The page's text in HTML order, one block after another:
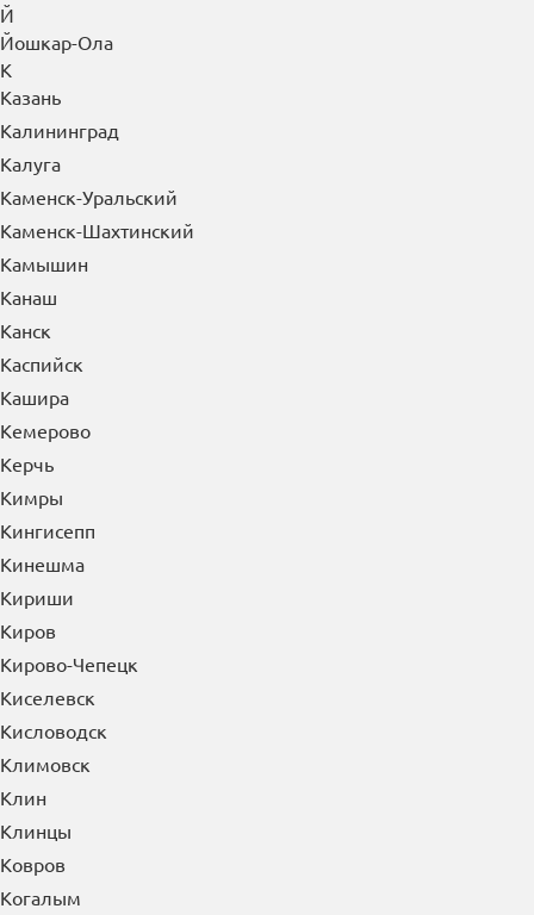
Й
Йошкар-Ола
К
Казань
Калининград
Калуга
Каменск-Уральский
Каменск-Шахтинский
Камышин
Канаш
Канск
Каспийск
Кашира
Кемерово
Керчь
Кимры
Кингисепп
Кинешма
Кириши
Киров
Кирово-Чепецк
Киселевск
Кисловодск
Климовск
Клин
Клинцы
Ковров
Когалым